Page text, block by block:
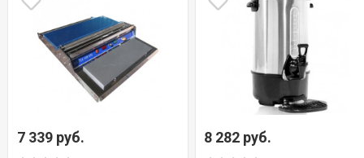
7 339 руб. 8 282 руб.